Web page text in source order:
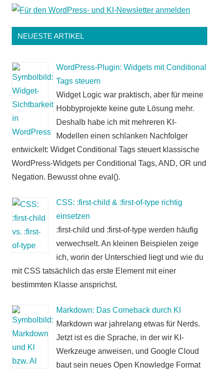
NEUESTE ARTIKEL
WordPress-Plugin: Widgets mit Conditional
Tags steuern
Widget Logic war praktisch, aber für meine
Hobbyprojekte keine gute Lösung mehr.
Deshalb habe ich mit mehreren KI-
Modellen einen schlanken Nachfolger
entwickelt: Widget Conditional Tags steuert klassische
WordPress-Widgets per Conditional Tags, AND, OR und
Negation. Bewusst ohne eval().
CSS: :first-child & :first-of-type richtig
einsetzen
:first-child und :first-of-type werden häufig
verwechselt. An kleinen Beispielen zeige
ich, worin der Unterschied liegt und wie du
mit CSS tatsächlich das erste Element mit einer
bestimmten Klasse ansprichst.
Markdown: Das Comeback durch KI
Markdown war jahrelang etwas für Nerds.
Jetzt ist es die Sprache, in der wir KI-
Werkzeuge anweisen, und Google Cloud
baut sein neues Open Knowledge Format